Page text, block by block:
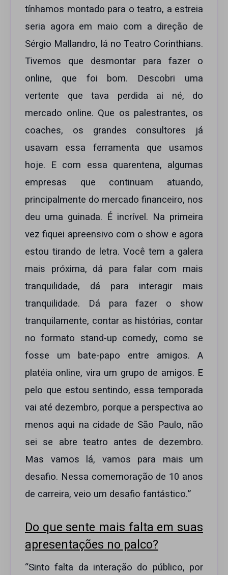
tínhamos montado para o teatro, a estreia
seria agora em maio com a direção de
Sérgio Mallandro, lá no Teatro Corinthians.
Tivemos que desmontar para fazer o
online, que foi bom. Descobri uma
vertente que tava perdida ai né, do
mercado online. Que os palestrantes, os
coaches, os grandes consultores já
usavam essa ferramenta que usamos
hoje. E com essa quarentena, algumas
empresas que continuam atuando,
principalmente do mercado financeiro, nos
deu uma guinada. É incrível. Na primeira
vez fiquei apreensivo com o show e agora
estou tirando de letra. Você tem a galera
mais próxima, dá para falar com mais
tranquilidade, dá para interagir mais
tranquilidade. Dá para fazer o show
tranquilamente, contar as histórias, contar
no formato stand-up comedy, como se
fosse um bate-papo entre amigos. A
platéia online, vira um grupo de amigos. E
pelo que estou sentindo, essa temporada
vai até dezembro, porque a perspectiva ao
menos aqui na cidade de São Paulo, não
sei se abre teatro antes de dezembro.
Mas vamos lá, vamos para mais um
desafio. Nessa comemoração de 10 anos
de carreira, veio um desafio fantástico.”
Do que sente mais falta em suas
apresentações no palco?
“Sinto falta da interação do público, por